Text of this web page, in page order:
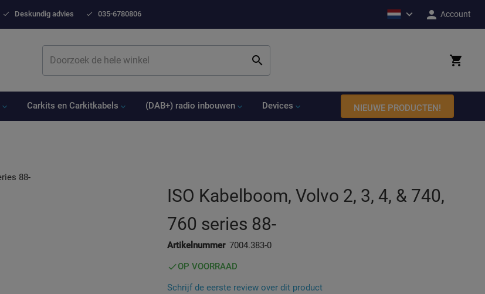
Deskundig advies 035-6780806Ga
naar
inhoud
Account
Carkits en Carkitkabels (DAB+) radio inbouwen Devices NIEUWE PRODUCTEN!
ISO Kabelboom, Volvo 2, 3, 4, & 740,
760 series 88-
Artikelnummer 7004.383-0
OP VOORRAAD
Schrijf de eerste review over dit product